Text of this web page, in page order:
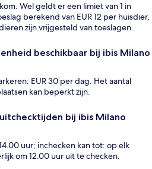
Wel geldt er een limiet van 1 in
berekend van EUR 12 per huisdier,
zijn vrijgesteld van toeslagen.
beschikbaar bij ibis Milano
EUR 30 per dag. Het aantal
kan beperkt zijn.
bij ibis Milano
uur; inchecken kan tot: op elk
om 12.00 uur uit te checken.